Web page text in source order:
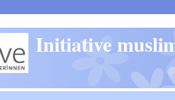
Initiative